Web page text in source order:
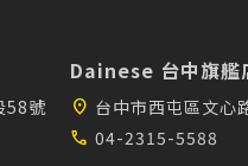
58號
Dainese 台中旗艦
location_on 台中市西屯區文心
call 04-2315-5588